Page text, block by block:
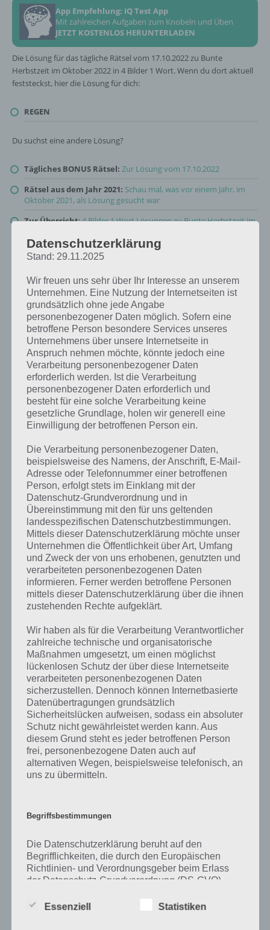
App Empfehlung: IQ Test App
Mit zahlreichen Aufgaben zum Knobeln und Üben
JETZT KOSTENLOS HERUNTERLADEN
Die Lösung für das tägliche Rätsel vom 17.10.2022 zu Bunte
Herbstzeit im Oktober 2022 in 4 Bilder 1 Wort. Wenn du dort aktuell
feststeckst, hier die Lösung für dich:
REGEN
Du suchst eine andere Lösung?
Tägliches BONUS Rätsel: Zur Lösung vom 17.10.2022
Rätsel aus dem Jahr 2021: Schau mal, was vor einem Jahr, im
Oktober 2021, als Lösung gesucht war
Zur Übersicht:4 Bilder 1 Wort Lösungen zu Bunte Herbstzeit im
Kurze Begriffserklärung zur Lösung
Regen
Regen ist die Lösung für das tägliche Rätsel am 17.10.2022 in 4 Bilder
1 Wort, doch welche Bedeutung hat dieses eigentlich und was gibt es
bestimmten Lösungen präsentieren wir daher auch immer eine
kurze Begriffserklärung!
Zu Regen haben wir zunächst keine weiteren Informationen parat!
Auf WhatsApp teilen Teilen auf Facebook
Tweet auf Twitter
Mehr Artikel hier auf Touchportal
Datenschutzerklärung
Stand: 29.11.2025
Wir freuen uns sehr über Ihr Interesse an unserem
Unternehmen. Eine Nutzung der Internetseiten ist
grundsätzlich ohne jede Angabe
personenbezogener Daten möglich. Sofern eine
betroffene Person besondere Services unseres
Unternehmens über unsere Internetseite in
Anspruch nehmen möchte, könnte jedoch eine
Verarbeitung personenbezogener Daten
erforderlich werden. Ist die Verarbeitung
personenbezogener Daten erforderlich und
besteht für eine solche Verarbeitung keine
gesetzliche Grundlage, holen wir generell eine
Einwilligung der betroffenen Person ein.
Die Verarbeitung personenbezogener Daten,
beispielsweise des Namens, der Anschrift, E-Mail-
Adresse oder Telefonnummer einer betroffenen
Person, erfolgt stets im Einklang mit der
Datenschutz-Grundverordnung und in
Übereinstimmung mit den für uns geltenden
landesspezifischen Datenschutzbestimmungen.
Mittels dieser Datenschutzerklärung möchte unser
Unternehmen die Öffentlichkeit über Art, Umfang
und Zweck der von uns erhobenen, genutzten und
verarbeiteten personenbezogenen Daten
informieren. Ferner werden betroffene Personen
mittels dieser Datenschutzerklärung über die ihnen
zustehenden Rechte aufgeklärt.
Wir haben als für die Verarbeitung Verantwortlicher
zahlreiche technische und organisatorische
Maßnahmen umgesetzt, um einen möglichst
lückenlosen Schutz der über diese Internetseite
verarbeiteten personenbezogenen Daten
sicherzustellen. Dennoch können Internetbasierte
Datenübertragungen grundsätzlich
Sicherheitslücken aufweisen, sodass ein absoluter
Schutz nicht gewährleistet werden kann. Aus
diesem Grund steht es jeder betroffenen Person
frei, personenbezogene Daten auch auf
alternativen Wegen, beispielsweise telefonisch, an
uns zu übermitteln.
Begriffsbestimmungen
Die Datenschutzerklärung beruht auf den
Begrifflichkeiten, die durch den Europäischen
Richtlinien- und Verordnungsgeber beim Erlass
der Datenschutz-Grundverordnung (DS-GVO)
soll sowohl für die Öffentlichkeit als auch für
Essenziell Statistiken